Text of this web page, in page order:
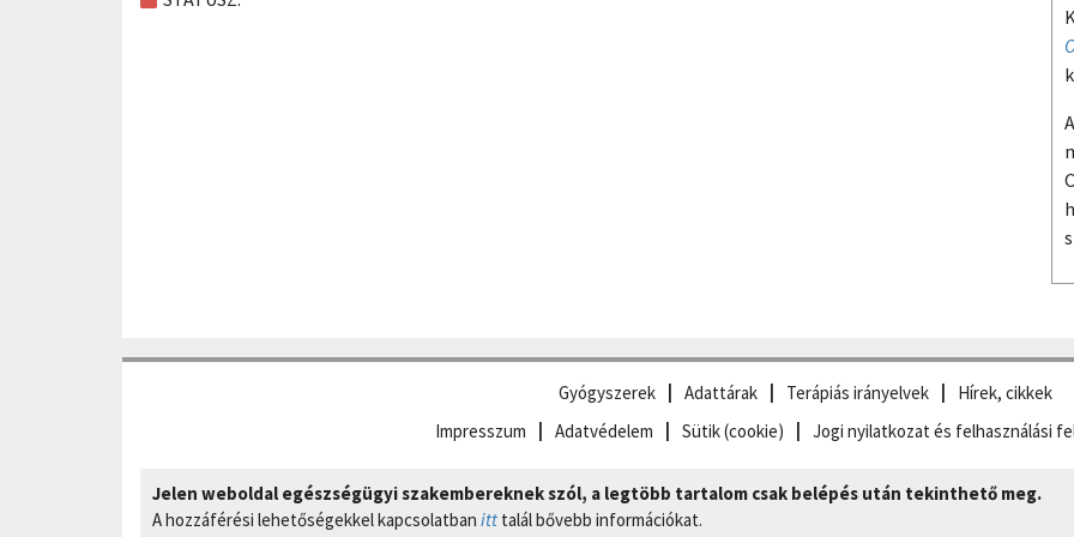
Gyógyszerek Adattárak Terápiás irányelvek
Hírek, cikkek
Impresszum
Adatvédelem Sütik (cookie) Jogi nyilatkozat és felhasználási
Jelen weboldal egészségügyi szakembereknek szól, a legtöbb tartalom csak belépés után tekinthető meg.
A hozzáférési lehetőségekkel kapcsolatban itt talál bővebb információkat.